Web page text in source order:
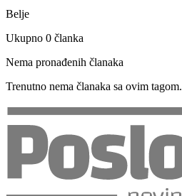
Belje
Ukupno 0 članka
Nema pronađenih članaka
Trenutno nema članaka sa ovim tagom.